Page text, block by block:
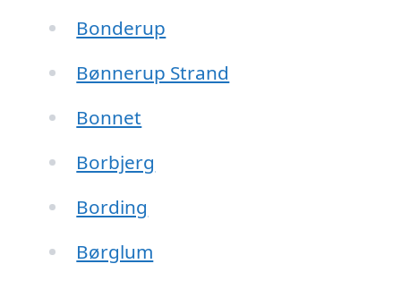
Bonderup
Bønnerup Strand
Bonnet
Borbjerg
Bording
Børglum